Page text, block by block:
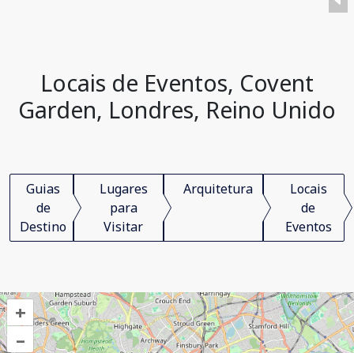
Locais de Eventos, Covent
Garden, Londres, Reino Unido
Guias
de
Destino
Lugares
para
Visitar
Arquitetura
Locais
de
Eventos
+
–